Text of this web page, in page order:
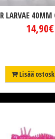
LARVAE
14,90€
Lisää